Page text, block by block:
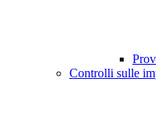
Controlli sulle